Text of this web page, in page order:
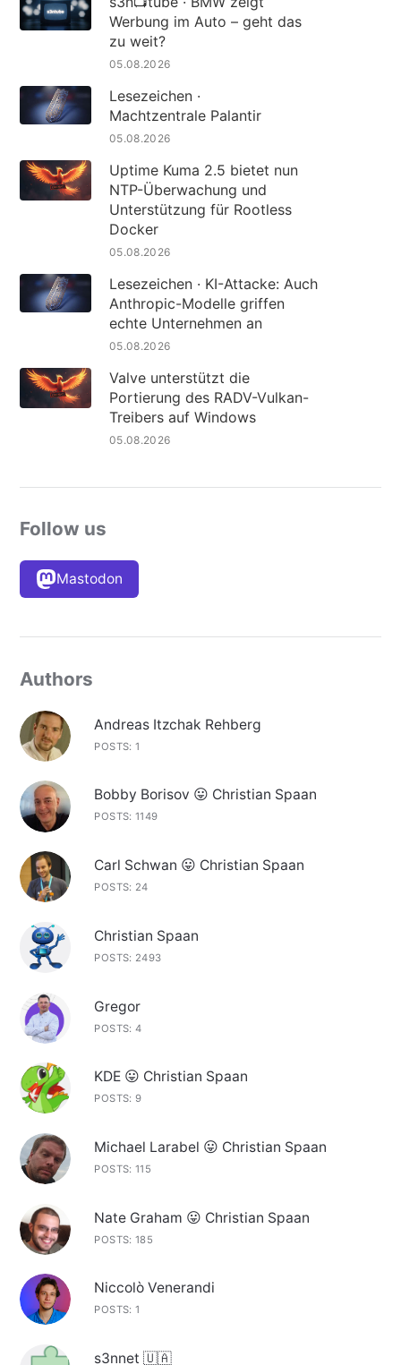
Werbung im Auto – geht das
zu weit?
05.08.2026
Lesezeichen ·
Machtzentrale Palantir
05.08.2026
Uptime Kuma 2.5 bietet nun
NTP-Überwachung und
Unterstützung für Rootless
Docker
05.08.2026
Lesezeichen · KI-Attacke: Auch
Anthropic-Modelle griffen
echte Unternehmen an
05.08.2026
Valve unterstützt die
Portierung des RADV-Vulkan-
Treibers auf Windows
05.08.2026
Follow us
Mastodon
Authors
Andreas Itzchak Rehberg
POSTS: 1
Bobby Borisov 😛 Christian Spaan
POSTS: 1149
Carl Schwan 😛 Christian Spaan
POSTS: 24
Christian Spaan
POSTS: 2493
Gregor
POSTS: 4
KDE 😛 Christian Spaan
POSTS: 9
Michael Larabel 😛 Christian Spaan
POSTS: 115
Nate Graham 😛 Christian Spaan
POSTS: 185
Niccolò Venerandi
POSTS: 1
s3nnet 🇺🇦